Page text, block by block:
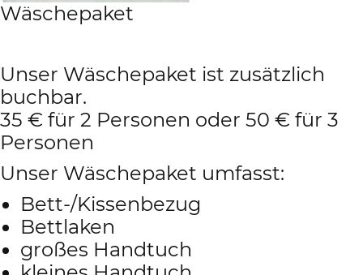
Wäschepaket
Unser Wäschepaket ist zusätzlich
buchbar.
35 € für 2 Personen oder 50 € für 3
Personen
Unser Wäschepaket umfasst:
Bett-/Kissenbezug
Bettlaken
großes Handtuch